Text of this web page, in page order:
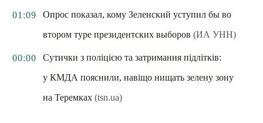
01:09
Опрос показал, кому Зеленский уступил бы во
втором туре президентских выборов (ИА УНН)
00:00
Сутички з поліцією та затримання підлітків:
у КМДА пояснили, навіщо нищать зелену зону
на Теремках (tsn.ua)